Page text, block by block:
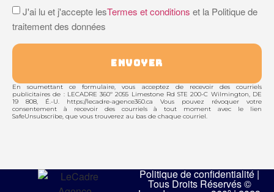
J'ai lu et j'accepte lesTermes et conditions et la Politique de
traitement des données
ENVOYER
En soumettant ce formulaire, vous acceptez de recevoir des courriels
publicitaires de : LECADRE 360º 2055 Limestone Rd STE 200-C Wilmington, DE
19 808, É.-U. https://lecadre-agence360.ca Vous pouvez révoquer votre
consentement à recevoir des courriels à tout moment avec le lien
SafeUnsubscribe, que vous trouverez au bas de chaque courriel.
Politique de confidentialité |
Tous Droits Réservés ©